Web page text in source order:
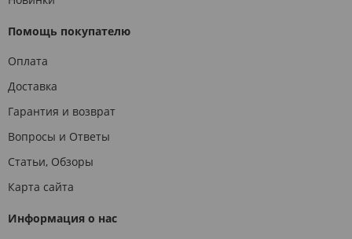
Помощь покупателю
Оплата
Доставка
Гарантия и возврат
Вопросы и Ответы
Статьи, Обзоры
Карта сайта
Информация о нас